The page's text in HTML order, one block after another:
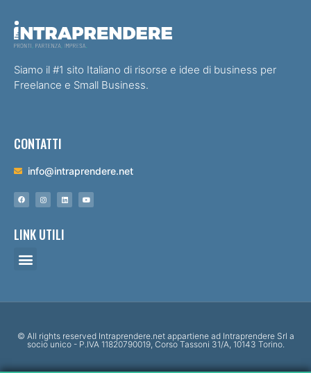
Siamo il #1 sito Italiano di risorse e idee di business per
Freelance e Small Business.
CONTATTI
info@intraprendere.net
LINK UTILI
© All rights reserved Intraprendere.net appartiene ad Intraprendere Srl a
socio unico - P.IVA 11820790019, Corso Tassoni 31/A, 10143 Torino.